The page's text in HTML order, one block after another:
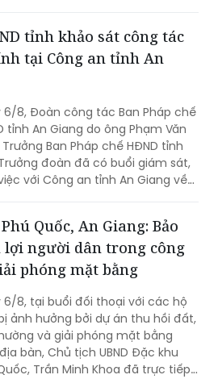
phát triển cho thủ đô
tỉnh khảo sát công tác
tại Công an tỉnh An
6/8, Đoàn công tác Ban Pháp chế
tỉnh An Giang do ông Phạm Văn
Trưởng Ban Pháp chế HĐND tỉnh
đoàn đã có buổi giám sát,
với Công an tỉnh An Giang về
an, nhằm đánh giá kết quả thực
thời ghi nhận những khó khăn,
mắc và đề xuất các giải pháp
cao chất lượng phục vụ Nhân
quan, tổ chức. Tiếp và làm việc
có Đại tá Huỳnh Thanh Lâm,
đốc Công an tỉnh; cùng đại
đạo một số phòng nghiệp vụ
an tỉnh.
Quốc, An Giang: Bảo
lợi người dân trong công
phóng mặt bằng
6/8, tại buổi đối thoại với các hộ
ảnh hưởng bởi dự án thu hồi đất,
và giải phóng mặt bằng
bàn, Chủ tịch UBND Đặc khu
Trần Minh Khoa đã trực tiếp